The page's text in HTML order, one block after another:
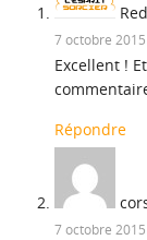
7 octobre
Excellent !
Répondre
7 octobre